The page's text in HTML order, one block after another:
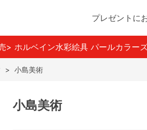
プレゼントに
> ホルベイン水彩絵具 パールカラ
> 小島美術
小島美術